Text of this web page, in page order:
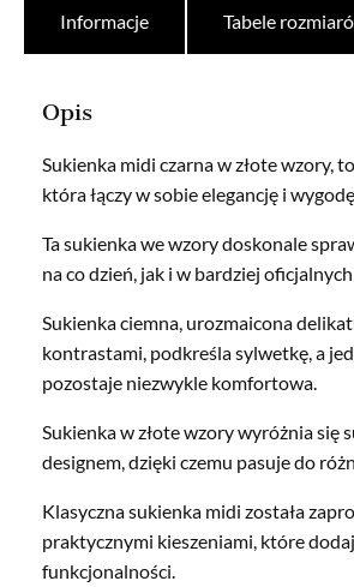
Informacje Tabele
Opis
Sukienka midi czarna w złote wzory,
która łączy w sobie elegancję i
Ta sukienka we wzory doskonale
na co dzień, jak i w bardziej
Sukienka ciemna, urozmaicona
kontrastami, podkreśla sylwetkę, a
pozostaje niezwykle komfortowa.
Sukienka w złote wzory wyróżnia się
designem, dzięki czemu pasuje do
Klasyczna sukienka midi została
praktycznymi kieszeniami, które
funkcjonalności.